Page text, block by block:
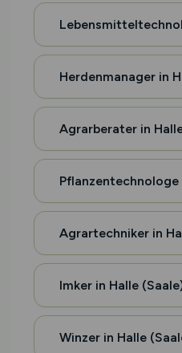
Herdenmanager in
Agrarberater in
Pflanzentechnologe
Agrartechniker in
Imker in Halle
Winzer in Halle